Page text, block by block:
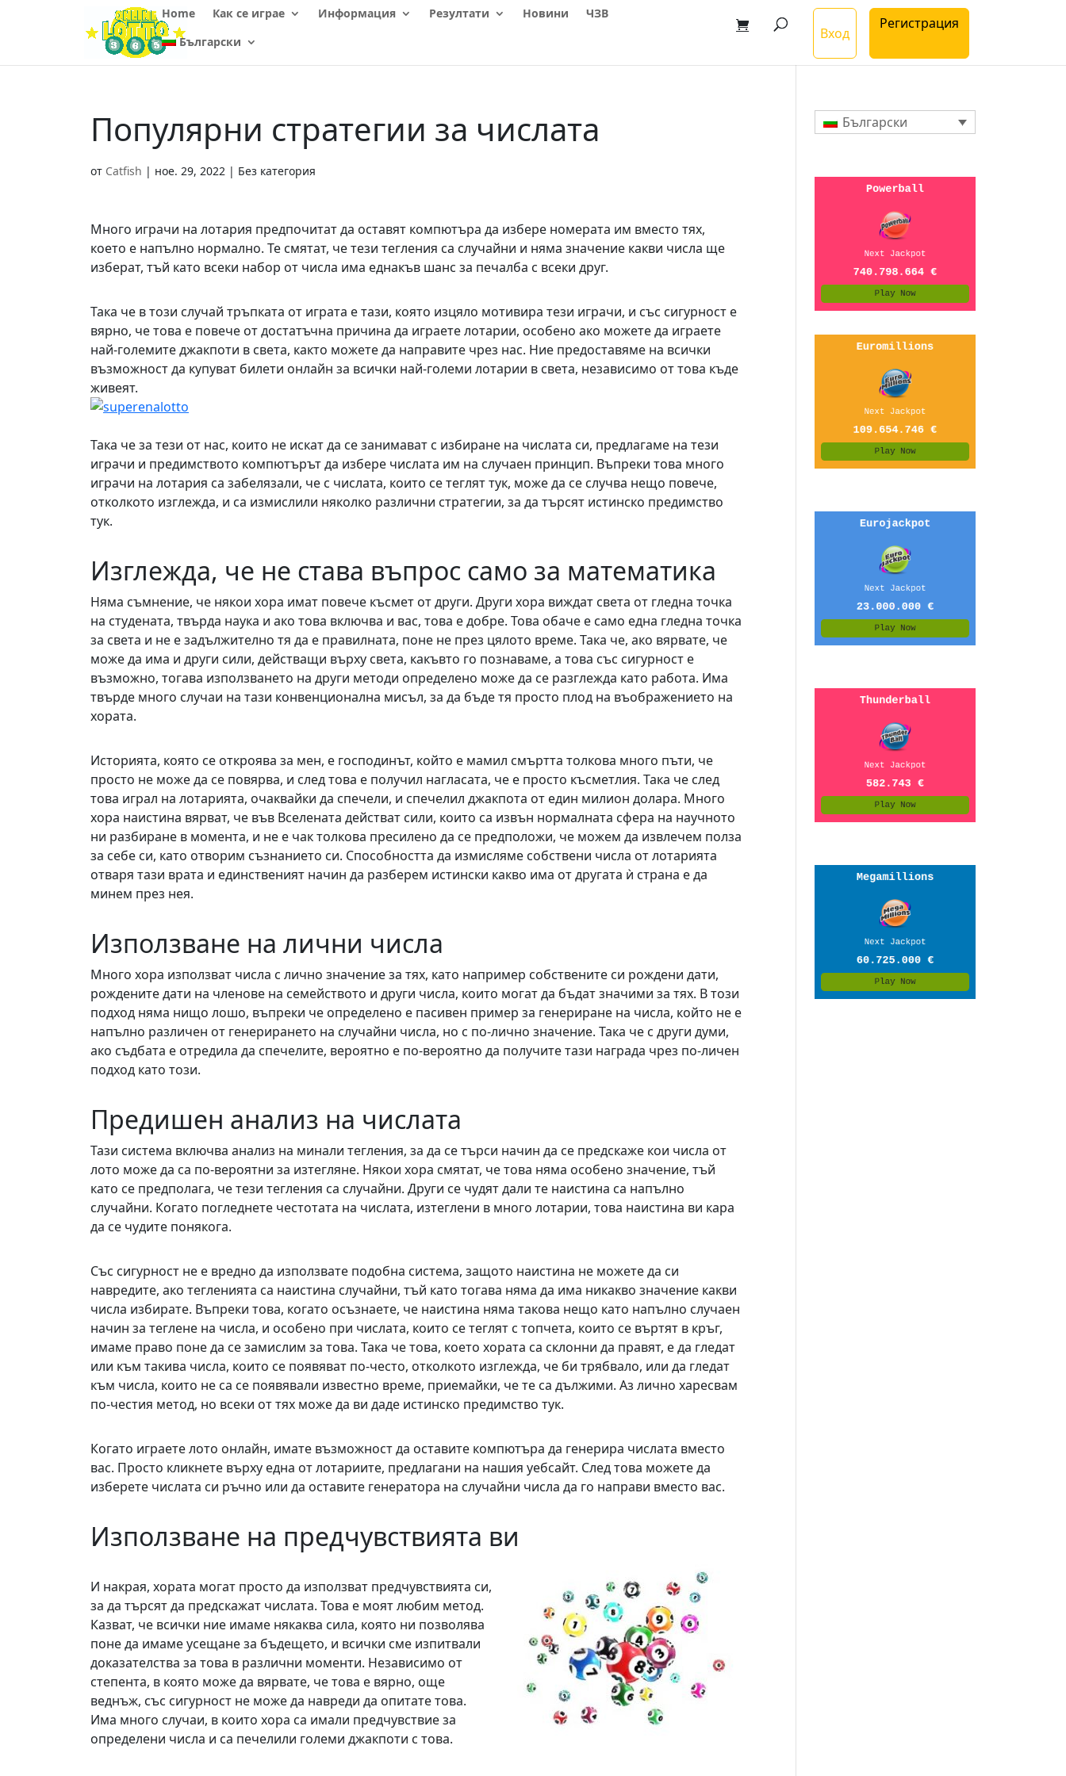
Home Как се играе Информация Резултати Новини
ЧЗВ
Български
Вход
Регистрация
Популярни стратегии за числата
от Catfish | ное. 29, 2022 | Без категория
Много играчи на лотария предпочитат да оставят компютъра да избере номерата им вместо тях,
което е напълно нормално. Те смятат, че тези тегления са случайни и няма значение какви числа ще
изберат, тъй като всеки набор от числа има еднакъв шанс за печалба с всеки друг.
Така че в този случай тръпката от играта е тази, която изцяло мотивира тези играчи, и със сигурност е
вярно, че това е повече от достатъчна причина да играете лотарии, особено ако можете да играете
най-големите джакпоти в света, както можете да направите чрез нас. Ние предоставяме на всички
възможност да купуват билети онлайн за всички най-големи лотарии в света, независимо от това къде
живеят.
Така че за тези от нас, които не искат да се занимават с избиране на числата си, предлагаме на тези
играчи и предимството компютърът да избере числата им на случаен принцип. Въпреки това много
играчи на лотария са забелязали, че с числата, които се теглят тук, може да се случва нещо повече,
отколкото изглежда, и са измислили няколко различни стратегии, за да търсят истинско предимство
тук.
Изглежда, че не става въпрос само за математика
Няма съмнение, че някои хора имат повече късмет от други. Други хора виждат света от гледна точка
на студената, твърда наука и ако това включва и вас, това е добре. Това обаче е само една гледна точка
за света и не е задължително тя да е правилната, поне не през цялото време. Така че, ако вярвате, че
може да има и други сили, действащи върху света, какъвто го познаваме, а това със сигурност е
възможно, тогава използването на други методи определено може да се разглежда като работа. Има
твърде много случаи на тази конвенционална мисъл, за да бъде тя просто плод на въображението на
хората.
Историята, която се откроява за мен, е господинът, който е мамил смъртта толкова много пъти, че
просто не може да се повярва, и след това е получил нагласата, че е просто късметлия. Така че след
това играл на лотарията, очаквайки да спечели, и спечелил джакпота от един милион долара. Много
хора наистина вярват, че във Вселената действат сили, които са извън нормалната сфера на научното
ни разбиране в момента, и не е чак толкова пресилено да се предположи, че можем да извлечем полза
за себе си, като отворим съзнанието си. Способността да измисляме собствени числа от лотарията
отваря тази врата и единственият начин да разберем истински какво има от другата ѝ страна е да
минем през нея.
Използване на лични числа
Много хора използват числа с лично значение за тях, като например собствените си рождени дати,
рождените дати на членове на семейството и други числа, които могат да бъдат значими за тях. В този
подход няма нищо лошо, въпреки че определено е пасивен пример за генериране на числа, който не е
напълно различен от генерирането на случайни числа, но с по-лично значение. Така че с други думи,
ако съдбата е отредила да спечелите, вероятно е по-вероятно да получите тази награда чрез по-личен
подход като този.
Предишен анализ на числата
Тази система включва анализ на минали тегления, за да се търси начин да се предскаже кои числа от
лото може да са по-вероятни за изтегляне. Някои хора смятат, че това няма особено значение, тъй
като се предполага, че тези тегления са случайни. Други се чудят дали те наистина са напълно
случайни. Когато погледнете честотата на числата, изтеглени в много лотарии, това наистина ви кара
да се чудите понякога.
Със сигурност не е вредно да използвате подобна система, защото наистина не можете да си
навредите, ако тегленията са наистина случайни, тъй като тогава няма да има никакво значение какви
числа избирате. Въпреки това, когато осъзнаете, че наистина няма такова нещо като напълно случаен
начин за теглене на числа, и особено при числата, които се теглят с топчета, които се въртят в кръг,
имаме право поне да се замислим за това. Така че това, което хората са склонни да правят, е да гледат
или към такива числа, които се появяват по-често, отколкото изглежда, че би трябвало, или да гледат
към числа, които не са се появявали известно време, приемайки, че те са дължими. Аз лично харесвам
по-честия метод, но всеки от тях може да ви даде истинско предимство тук.
Когато играете лото онлайн, имате възможност да оставите компютъра да генерира числата вместо
вас. Просто кликнете върху една от лотариите, предлагани на нашия уебсайт. След това можете да
изберете числата си ръчно или да оставите генератора на случайни числа да го направи вместо вас.
Използване на предчувствията ви
И накрая, хората могат просто да използват предчувствията си,
за да търсят да предскажат числата. Това е моят любим метод.
Казват, че всички ние имаме някаква сила, която ни позволява
поне да имаме усещане за бъдещето, и всички сме изпитвали
доказателства за това в различни моменти. Независимо от
степента, в която може да вярвате, че това е вярно, още
веднъж, със сигурност не може да навреди да опитате това.
Има много случаи, в които хора са имали предчувствие за
определени числа и са печелили големи джакпоти с това.
Български